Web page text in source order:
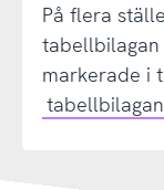
På flera
tabellbilagan
markerade i
tabellbilagan